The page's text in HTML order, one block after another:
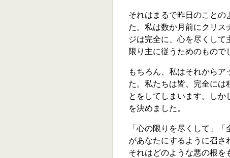
それはまるで昨日のことの
た。私は数か月前にクリス
ジは完全に、心を尽くし
限り主に従うためのもので
もちろん、私はそれから
た。私たちは皆、完全には
とをしてしまいます。し
を決めました。
「心の限りを尽くして」
があなたにするように召さ
それはどのような悪の根を